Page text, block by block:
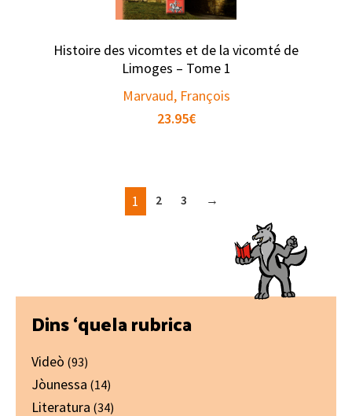
Histoire des vicomtes et de la vicomté de
Limoges – Tome 1
Marvaud, François
23.95€
1 2 3 →
Primary
Sidebar
Dins ‘quela rubrica
Videò (93)
Jòunessa (14)
Literatura (34)